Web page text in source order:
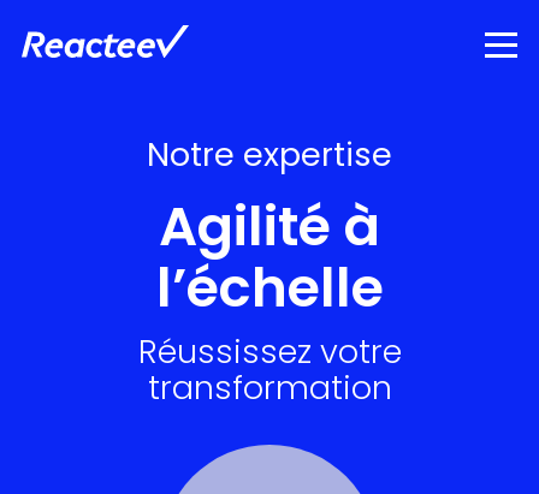
Notre expertise
Agilité à
lʼéchelle
Réussissez votre
transformation